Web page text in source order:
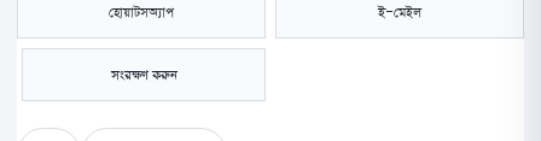
হোয়াটসঅ্যাপ ই-মেইল
সংরক্ষণ করুন